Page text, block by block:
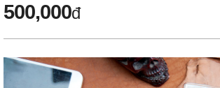
500,000đ